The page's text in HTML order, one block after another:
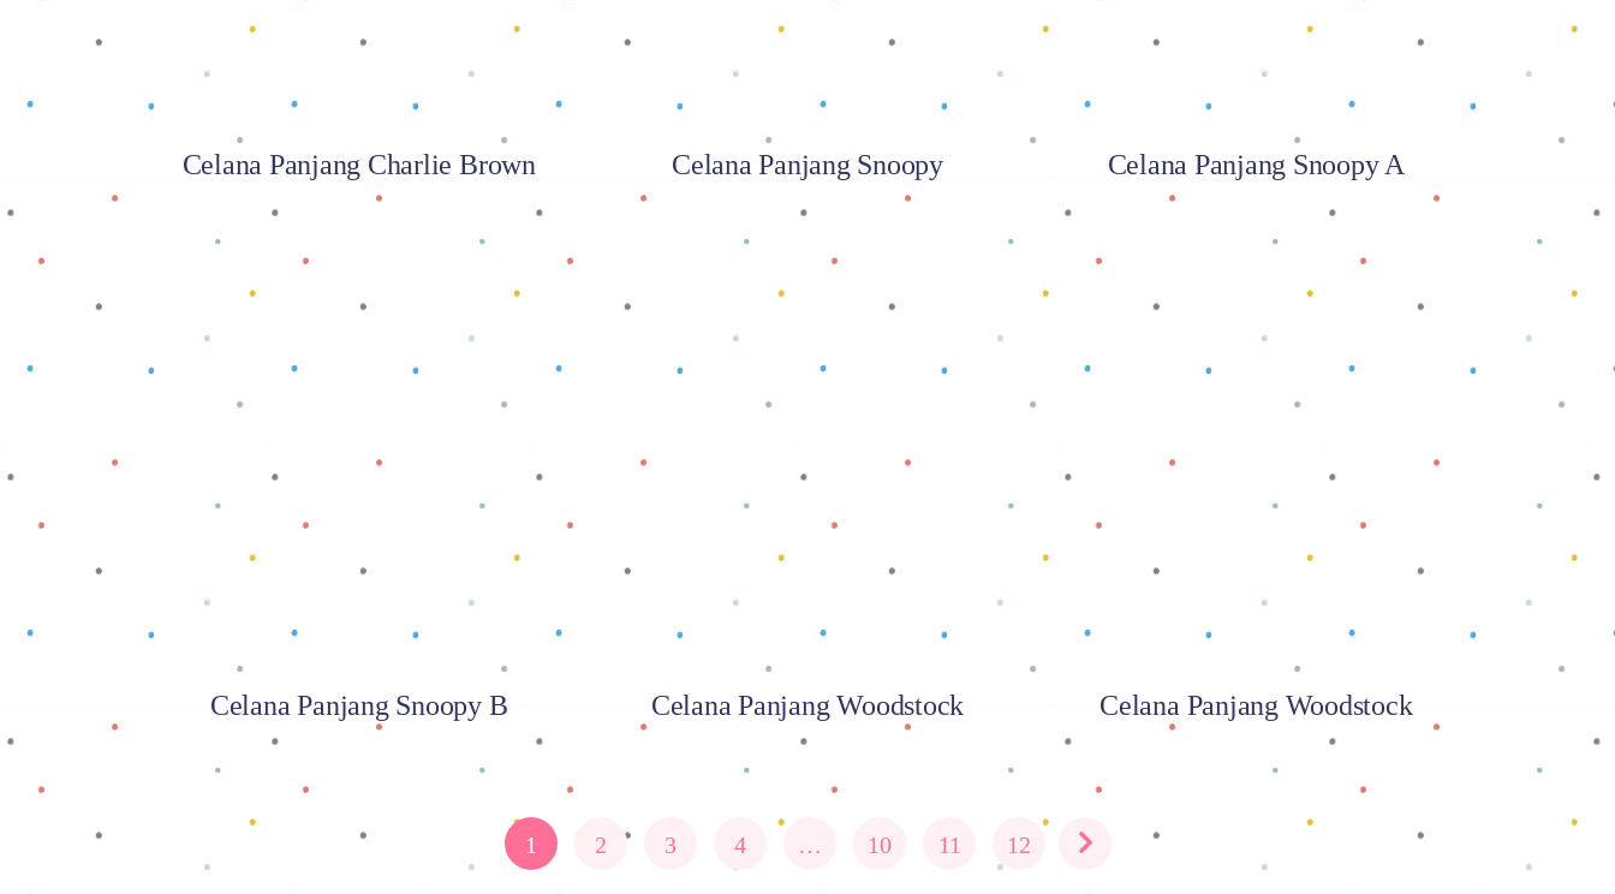
Celana Panjang Charlie Brown Celana Panjang Snoopy Celana Panjang Snoopy A
Celana Panjang Snoopy B Celana Panjang Woodstock Celana Panjang Woodstock
1 2 3 4 … 10 11 12